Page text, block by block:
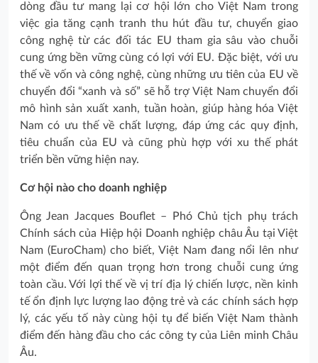
dòng đầu tư mang lại cơ hội lớn cho Việt Nam trong
việc gia tăng cạnh tranh thu hút đầu tư, chuyển giao
công nghệ từ các đối tác EU tham gia sâu vào chuỗi
cung ứng bền vững cùng có lợi với EU. Đặc biệt, với ưu
thế về vốn và công nghệ, cùng những ưu tiên của EU về
chuyển đổi “xanh và số” sẽ hỗ trợ Việt Nam chuyển đổi
mô hình sản xuất xanh, tuần hoàn, giúp hàng hóa Việt
Nam có ưu thế về chất lượng, đáp ứng các quy định,
tiêu chuẩn của EU và cũng phù hợp với xu thế phát
triển bền vững hiện nay.
Cơ hội nào cho doanh nghiệp
Ông Jean Jacques Bouflet – Phó Chủ tịch phụ trách
Chính sách của Hiệp hội Doanh nghiệp châu Âu tại Việt
Nam (EuroCham) cho biết, Việt Nam đang nổi lên như
một điểm đến quan trọng hơn trong chuỗi cung ứng
toàn cầu. Với lợi thế về vị trí địa lý chiến lược, nền kinh
tế ổn định lực lượng lao động trẻ và các chính sách hợp
lý, các yếu tố này cùng hội tụ để biến Việt Nam thành
điểm đến hàng đầu cho các công ty của Liên minh Châu
Âu.